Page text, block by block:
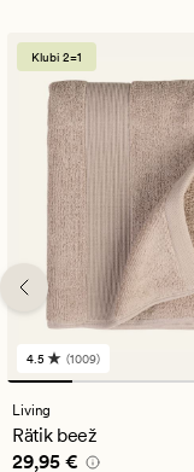
Klubi 2=1
1009
arvustust
keskmise
hinnanguga
4.5
4.5 (1009)
Living
Rätik beež
Pris_ee 29,95 €
29,95 €